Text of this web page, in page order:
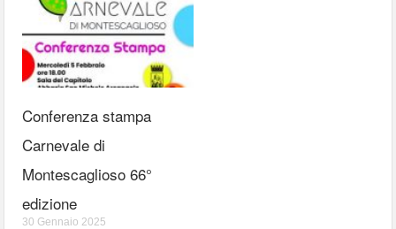
Conferenza stampa
Carnevale di
Montescaglioso 66°
edizione
30 Gennaio 2025